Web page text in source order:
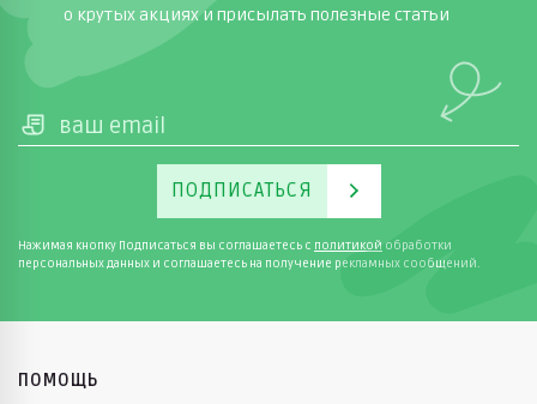
о крутых акциях и присылать полезные статьи
ПОДПИСАТЬСЯ
Нажимая кнопку Подписаться вы соглашаетесь с политикой обработки
персональных данных и соглашаетесь на получение рекламных сообщений.
ПОМОЩЬ